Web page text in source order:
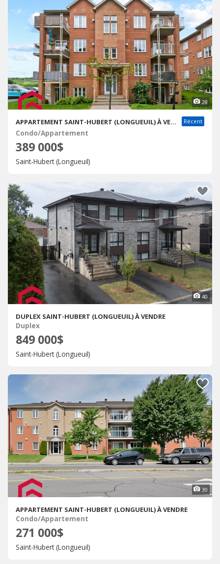
28
APPARTEMENT SAINT-HUBERT (LONGUEUIL) À VENDRE Récent
Condo/Appartement
389 000$
Saint-Hubert (Longueuil)
40
DUPLEX SAINT-HUBERT (LONGUEUIL) À VENDRE
Duplex
849 000$
Saint-Hubert (Longueuil)
30
APPARTEMENT SAINT-HUBERT (LONGUEUIL) À VENDRE
Condo/Appartement
271 000$
Saint-Hubert (Longueuil)